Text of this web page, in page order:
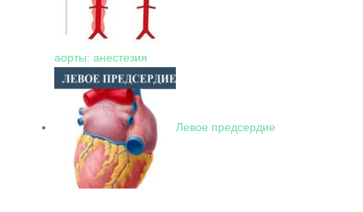
аорты: анестезия
Левое предсердие